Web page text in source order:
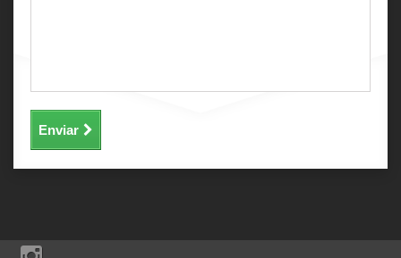
Enviar